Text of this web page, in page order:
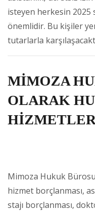
isteyen herkesin 2025
önemlidir. Bu kişiler
tutarlarla
MİMOZA
OLARAK
Mimoza Hukuk
hizmet borçlanması,
stajı borçlanması,